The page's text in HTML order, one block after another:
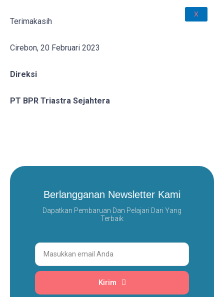
X
Terimakasih
Cirebon, 20 Februari 2023
Direksi
PT BPR Triastra Sejahtera
Berlangganan Newsletter Kami
Dapatkan Pembaruan Dan Pelajari Dari Yang
Terbaik
Email
Kirim